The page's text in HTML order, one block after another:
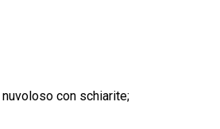
con schiarite;